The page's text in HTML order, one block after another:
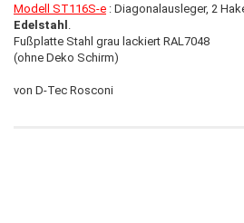
Modell ST116S-e : Diagonalausleger, 2
Edelstahl
Fußplatte Stahl grau lackiert RAL7048
(ohne Deko Schirm)
von D-Tec Rosconi